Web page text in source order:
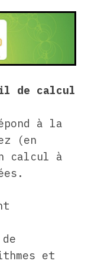
de calcul
à la
(en
calcul à
et